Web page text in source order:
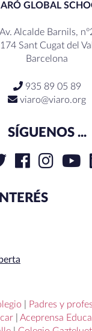
GLOBAL
Av. Alcalde Barnils,
Sant Cugat del
Barcelona
935 89 05 89
viaro@viaro.org
SÍGUENOS ...
Padres y
| Aceprensa